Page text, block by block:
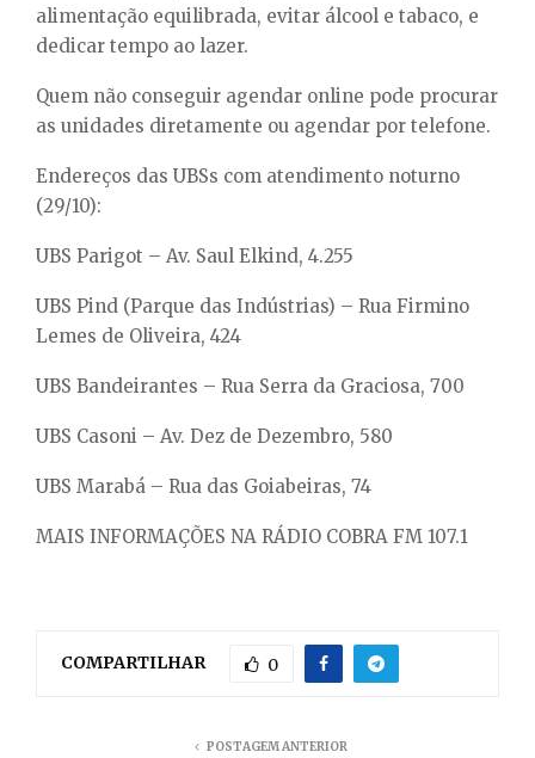
alimentação equilibrada, evitar álcool e tabaco, e
dedicar tempo ao lazer.
Quem não conseguir agendar online pode procurar
as unidades diretamente ou agendar por telefone.
Endereços das UBSs com atendimento noturno
(29/10):
UBS Parigot – Av. Saul Elkind, 4.255
UBS Pind (Parque das Indústrias) – Rua Firmino
Lemes de Oliveira, 424
UBS Bandeirantes – Rua Serra da Graciosa, 700
UBS Casoni – Av. Dez de Dezembro, 580
UBS Marabá – Rua das Goiabeiras, 74
MAIS INFORMAÇÕES NA RÁDIO COBRA FM 107.1
COMPARTILHAR 0
POSTAGEM ANTERIOR